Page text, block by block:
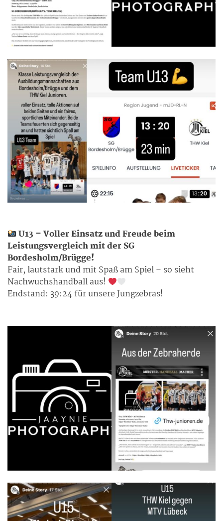
U13 – Voller Einsatz und Freude beim
Leistungsvergleich mit der SG
Bordesholm/Brügge!
Fair, lautstark und mit Spaß am Spiel – so sieht
Nachwuchshandball aus!
Endstand: 39:24 für unsere Jungzebras!